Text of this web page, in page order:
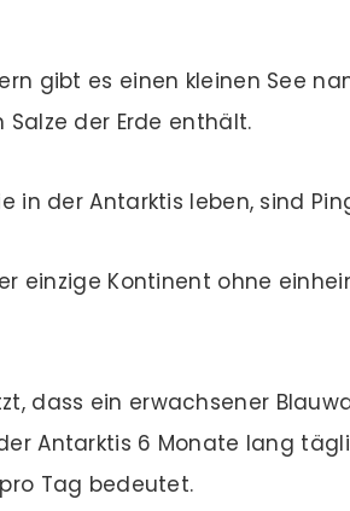
gibt es einen kleinen See
der Erde enthält.
in der Antarktis leben, sind
einzige Kontinent ohne
dass ein erwachsener
Antarktis 6 Monate lang
Tag bedeutet.